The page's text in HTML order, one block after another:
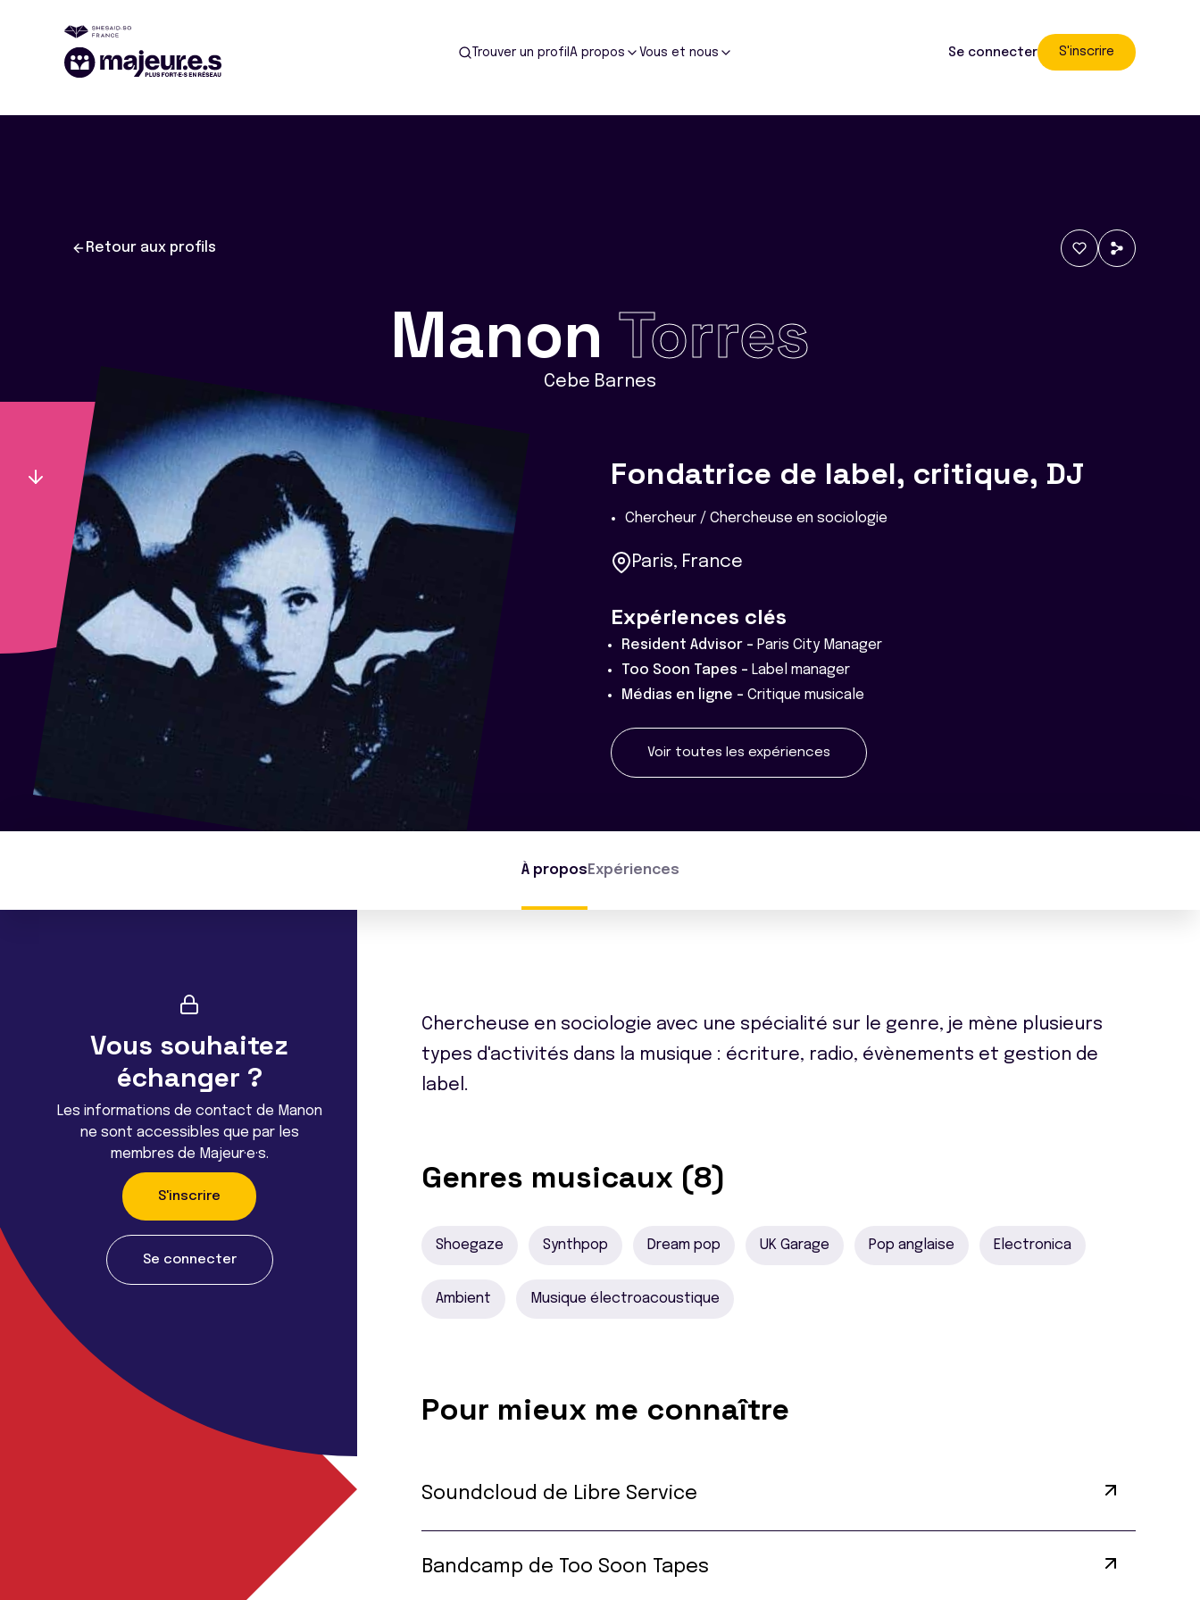
Trouver un profil A propos Vous et nous Se connecter S'inscrire
Retour aux profils
Manon Torres
Cebe Barnes
Fondatrice de label, critique, DJ
Chercheur / Chercheuse en sociologie
Paris, France
Expériences clés
Resident Advisor - Paris City Manager
Too Soon Tapes - Label manager
Médias en ligne - Critique musicale
Voir toutes les expériences
À propos Expériences
Vous souhaitez
échanger ?
Les informations de contact de Manon
ne sont accessibles que par les
membres de Majeur·e·s.
S'inscrire
Se connecter
Chercheuse en sociologie avec une spécialité sur le genre, je mène plusieurs
types d'activités dans la musique : écriture, radio, évènements et gestion de
label.
Genres musicaux (8)
Shoegaze Synthpop Dream pop UK Garage Pop anglaise Electronica
Ambient Musique électroacoustique
Pour mieux me connaître
Soundcloud de Libre Service
Bandcamp de Too Soon Tapes